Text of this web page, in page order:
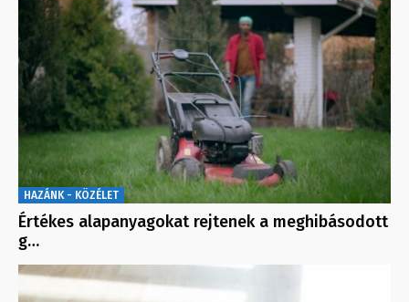
HAZÁNK - KÖZÉLET
Értékes alapanyagokat rejtenek a meghibásodott
g…